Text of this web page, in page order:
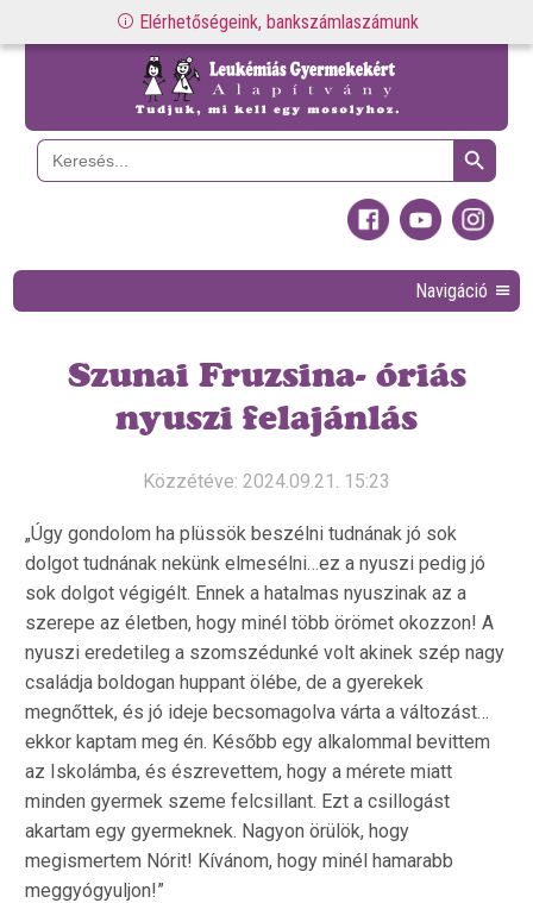
Elérhetőségeink, bankszámlaszámunk
Search
for:
Search Button
Navigáció
Szunai Fruzsina- óriás
nyuszi felajánlás
Közzétéve: 2024.09.21. 15:23
„Úgy gondolom ha plüssök beszélni tudnának jó sok
dolgot tudnának nekünk elmesélni…ez a nyuszi pedig jó
sok dolgot végigélt. Ennek a hatalmas nyuszinak az a
szerepe az életben, hogy minél több örömet okozzon! A
nyuszi eredetileg a szomszédunké volt akinek szép nagy
családja boldogan huppant ölébe, de a gyerekek
megnőttek, és jó ideje becsomagolva várta a változást…
ekkor kaptam meg én. Később egy alkalommal bevittem
az Iskolámba, és észrevettem, hogy a mérete miatt
minden gyermek szeme felcsillant. Ezt a csillogást
akartam egy gyermeknek. Nagyon örülök, hogy
megismertem Nórit! Kívánom, hogy minél hamarabb
meggyógyuljon!”